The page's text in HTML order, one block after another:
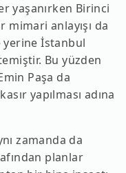
yaşanırken Birinci
mimari anlayışı da
yerine İstanbul
Bu yüzden
Paşa da
yapılması adına
zamanda da
planlar